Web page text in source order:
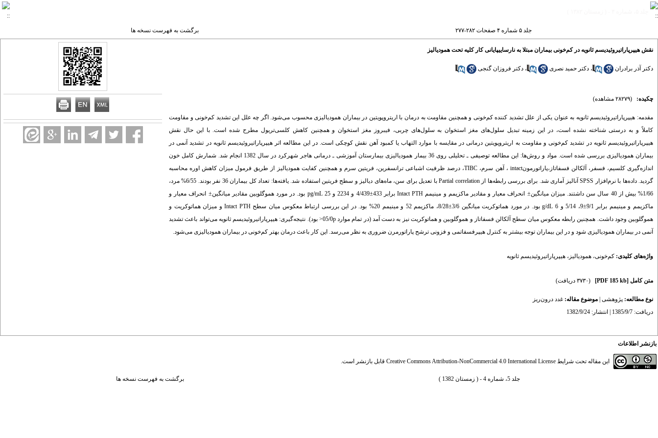
جلد ۵ شماره ۴ صفحات ۲۸۲-۲۷۷ برگشت به فهرست نسخه ها
نقش هیپرپاراتیروئیدیسم ثانویه در کم‌خونی بیماران مبتلا به نارساییپایانی کار کلیه تحت همودیالیز
دکتر آذر برادران ، دکتر حمید نصری ، دکتر فروزان گنجی
چکیده: (۲۸۲۷۹ مشاهده)
مقدمه: هیپرپاراتیروئیدیسم ثانویه به عنوان یکی از علل تشدید کننده کم‌خونی و همچنین مقاومت به درمان با اریتروپویتین در بیماران همودیالیزی محسوب می‌شود. اگر چه علل این تشدید کم‌خونی و مقاومت
کاملاً و به درستی شناخته نشده است، در این زمینه تبدیل سلول‌های مغز استخوان به سلول‌های چربی، فیبروز مغز استخوان و همچنین کاهش کلسی‌تریول مطرح شده‌ است. با این حال نقش
هیپرپاراتیروئیدیسم ثانویه در تشدید کم‌خونی و مقاومت به اریتروپویتین درمانی در مقایسه با موارد التهاب یا کمبود آهن نقش کوچکی است. در این مطالعه اثر هیپرپاراتیروئیدیسم ثانویه در تشدید آنمی در
بیماران همودیالیزی بررسی شده است. مواد و روش‌ها: این مطالعه توصیفی ـ تحلیلی روی 36 بیمار همودیالیزی بیمارستان آموزشی ـ درمانی هاجر شهرکرد در سال 1382 انجام شد. شمارش کامل خون
اندازه‌گیری کلسیم، فسفر، آلکالن فسفاتاز،پاراتورمونintact ، آهن سرم، TIBC، درصد ظرفیت اشباعی ترانسفرین، فریتین سرم و همچنین کفایت همودیالیز از طریق فرمول میزان کاهش اوره محاسبه
گردید. داده‌ها با نرم‌افزار SPSS آنالیز آماری شد. برای بررسی رابطه‌ها از Partial correlation با تعدیل برای سن، ماه‌های دیالیز و سطح فریتین استفاده شد. یافته‌ها: تعداد کل بیماران 36 نفر بودند. 6/55% مرد،
1/66% بیش از 40 سال سن داشتند. میزان میانگین± انحراف معیار و مقادیر ماکزیمم و مینیمم Intact PTH برابر 433±4/439 و 2234 و 25 pg/mL بود. در مورد هموگلوبین مقادیر میانگین± انحراف معیار و
ماکزیمم و مینیمم برابر 9/1±9، 5/14 و 6 g/dL بود. در مورد هماتوکریت میانگین 3/6±8/28، ماکزیمم 52 و مینیمم 20% بود. در این بررسی ارتباط معکوس میان سطح Intact PTH و میزان هماتوکریت و
هموگلوبین وجود داشت. همچنین رابطه معکوس میان سطح آلکالن فسفاتاز و هموگلوبین و هماتوکریت نیز به دست آمد (در تمام موارد 05/0p< بود). نتیجه‌گیری: هیپرپاراتیروئیدیسم ثانویه می‌تواند باعث تشدید
آنمی در بیماران همودیالیزی شود و در این بیماران توجه بیشتر به کنترل هیپرفسفاتمی و فزونی ترشح پاراتورمرن ضروری به نظر می‌رسد. این کار باعث درمان بهتر کم‌خونی در بیماران همودیالیزی می‌شود.
واژه‌های کلیدی: کم‌خونی، همودیالیز ، هیپرپاراتیروئیدیسم ثانویه
متن کامل [PDF 185 kb] (۳۷۳۰ دریافت)
نوع مطالعه: پژوهشی موضوع مقاله: غدد درون‌ریز
دریافت: 1385/9/7 | انتشار: 1382/9/24
بازنشر اطلاعات
این مقاله تحت شرایط Creative Commons Attribution-NonCommercial 4.0 International License قابل بازنشر است.
جلد 5، شماره 4 - ( زمستان 1382 ) برگشت به فهرست نسخه ها